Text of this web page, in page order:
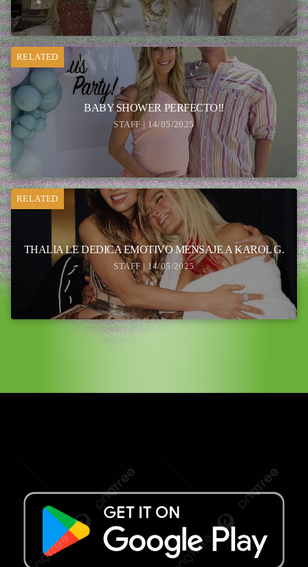
RELATED
BABY SHOWER PERFECTO!!
STAFF | 14/05/2025
RELATED
THALIA LE DEDICA EMOTIVO MENSAJE A KAROL G.
STAFF | 14/05/2025